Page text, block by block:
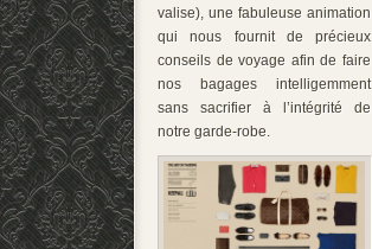
valise), une fabuleuse animation
qui nous fournit de précieux
conseils de voyage afin de faire
nos bagages intelligemment
sans sacrifier à l’intégrité de
notre garde-robe.